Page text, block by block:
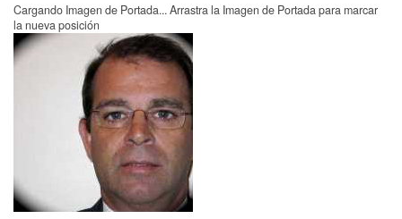
Cargando Imagen de Portada... Arrastra la Imagen de Portada para marcar
la nueva posición